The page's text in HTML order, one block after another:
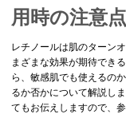
用時の注意
レチノールは肌のターン
まざまな効果が期待でき
ら、敏感肌でも使えるの
るか否かについて解説し
てもお伝えしますので、